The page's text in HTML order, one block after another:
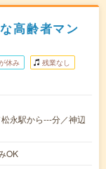
高齢者マン
休み 残業なし
永駅から---分／神辺
OK